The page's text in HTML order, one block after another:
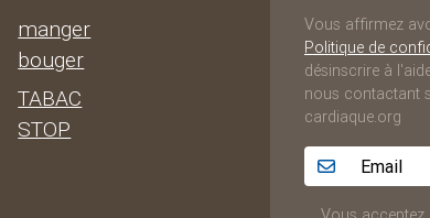
manger
bouger
TABAC
STOP
Vous affirmez
Politique de
désinscrire à
nous contactant
cardiaque.org
Adresse